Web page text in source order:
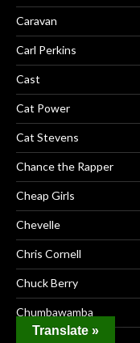
Caravan
Carl Perkins
Cast
Cat Power
Cat Stevens
Chance the Rapper
Cheap Girls
Chevelle
Chris Cornell
Chuck Berry
Chumbawamba
Translate »